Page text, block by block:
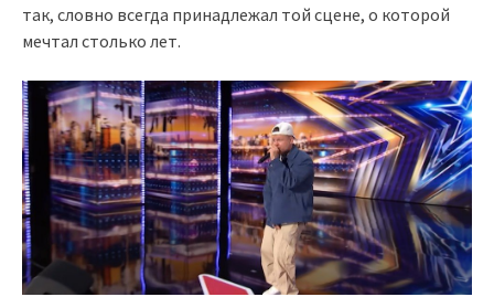
так, словно всегда принадлежал той сцене, о которой
мечтал столько лет.